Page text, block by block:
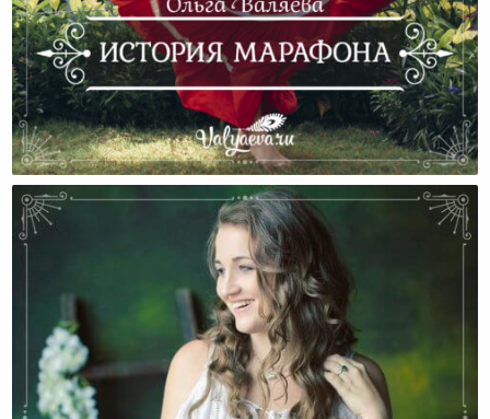
История Марафона